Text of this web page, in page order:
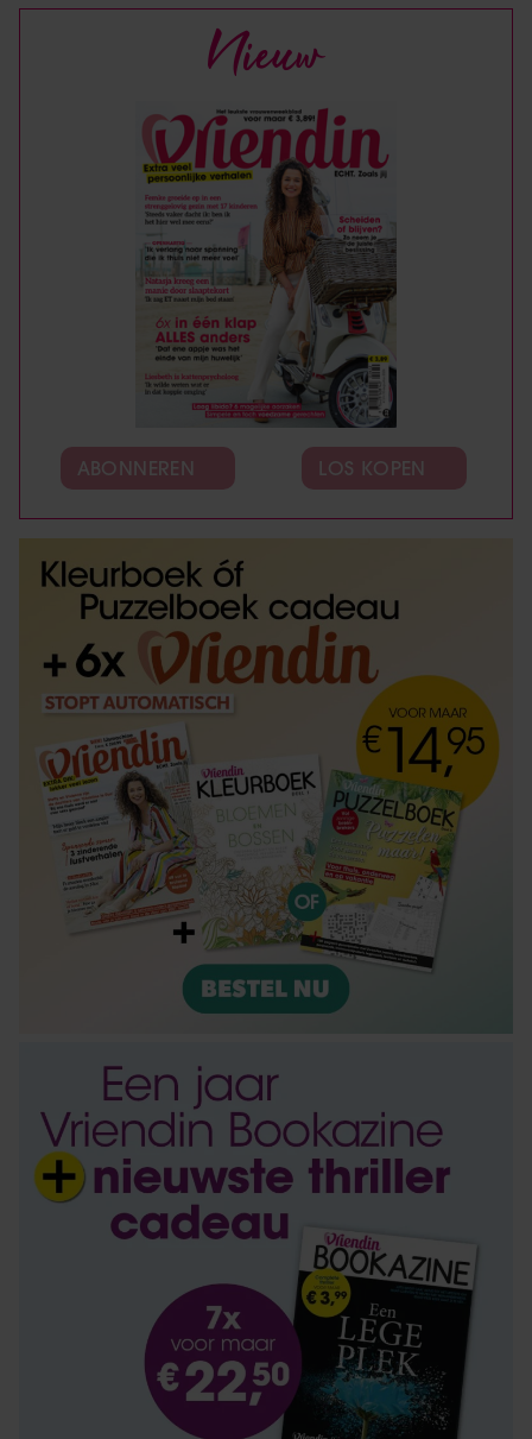
Nieuw
ABONNEREN LOS KOPEN